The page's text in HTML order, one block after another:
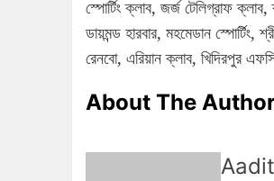
স্পোর্টিং ক্লাব, জর্জ টেলিগ্রাফ
ডায়মন্ড হারবার, মহমেডান
রেনবো, এরিয়ান ক্লাব, খিদিরপুর
About The